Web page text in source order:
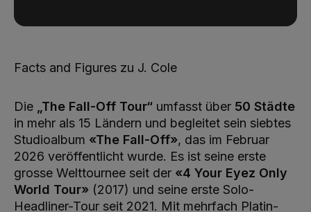
Facts and Figures zu J. Cole
Die „The Fall-Off Tour“ umfasst über 50 Städte
in mehr als 15 Ländern und begleitet sein siebtes
Studioalbum «The Fall-Off», das im Februar
2026 veröffentlicht wurde. Es ist seine erste
grosse Welttournee seit der «4 Your Eyez Only
World Tour» (2017) und seine erste Solo-
Headliner-Tour seit 2021. Mit mehrfach Platin-